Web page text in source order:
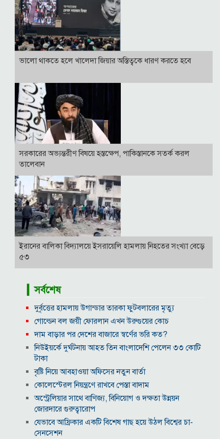
ভালো থাকতে হলে খালেদা জিয়ার অস্তিত্বকে ধারণ করতে হবে
সরকারের অভ্যন্তরীণ বিষয়ে হস্তক্ষেপ, পাকিস্তানকে সতর্ক করল
তালেবান
ইরানের বালিকা বিদ্যালয়ে ইসরায়েলি হামলায় নিহতের সংখ্যা বেড়ে
৫৩
▎সর্বশেষ
দুর্বৃত্তের হামলায় উগান্ডার তারকা ফুটবলারের মৃত্যু
গোল্ডেন বল জয়ী ফোরলান এখন উরুগুয়ের কোচ
দাম বাড়ার পর দেশের বাজারে স্বর্ণের ভরি কত?
নিউইয়র্কে দুর্ঘটনায় আহত তিন বাংলাদেশি পেলেন ৩৩ কোটি
টাকা
বৃষ্টি নিয়ে আবহাওয়া অফিসের নতুন বার্তা
কোলেস্টেরল নিয়ন্ত্রণে রাখবে পেস্তা বাদাম
অস্ট্রেলিয়ার সাথে বাণিজ্য, বিনিয়োগ ও দক্ষতা উন্নয়ন
জোরদারে গুরুত্বারোপ
যেভাবে আফ্রিকার একটি বিশেষ গাছ হয়ে উঠল বিশ্বের চা-
সেনসেশন